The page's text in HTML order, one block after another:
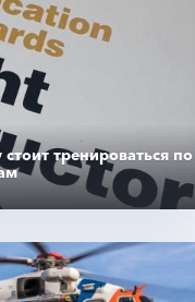
тренироваться по